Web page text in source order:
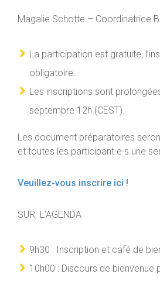
Magalie Schotte – Coordinatrice
La participation est gratuite,
obligatoire.
Les inscriptions sont
septembre 12h (CEST).
Les document préparatoires
et toutes les participant·e·s une
Veuillez-vous inscrire ici !
SUR L’AGENDA
9h30 : Inscription et café de
10h00 : Discours de bienvenue